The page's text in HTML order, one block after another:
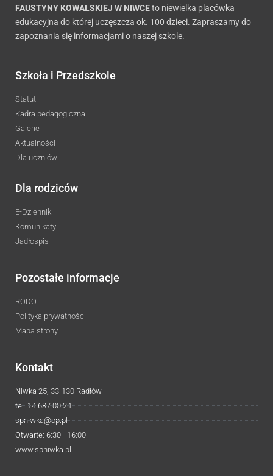
FAUSTYNY KOWALSKIEJ W NIWCEto niewielka placówka
edukacyjna do której uczęszcza ok. 100 dzieci. Zapraszamy do
zapoznania się informacjami o naszej szkole.
Szkoła i Przedszkole
Statut
Kadra pedagogiczna
Galerie
Aktualności
Dla uczniów
Dla rodziców
E-Dziennik
Komunikaty
Jadłospis
Pozostałe informacje
RODO
Polityka prywatności
Mapa strony
Kontakt
Niwka 25, 33-130 Radłów
tel. 14 687 00 24
spniwka@op.pl
Otwarte: 6:30 - 16:00
www.spniwka.pl